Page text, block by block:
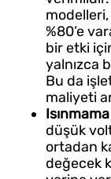
%80’e
bir etki
yalnızca
Bu da
maliyeti
düşük
ortadan
değecek